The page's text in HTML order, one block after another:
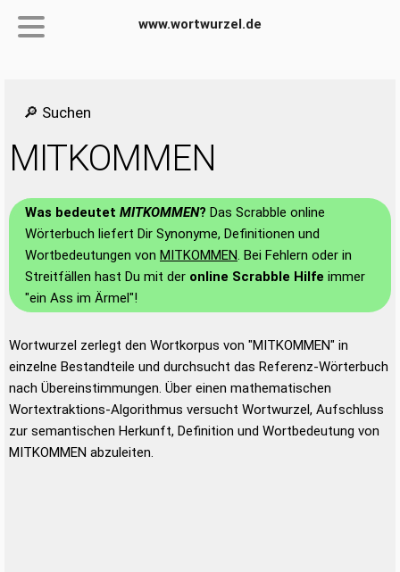
www.wortwurzel.de
🔎 Suchen
MITKOMMEN
Was bedeutet MITKOMMEN? Das Scrabble online
Wörterbuch liefert Dir Synonyme, Definitionen und
Wortbedeutungen von MITKOMMEN. Bei Fehlern oder in
Streitfällen hast Du mit der online Scrabble Hilfe immer
"ein Ass im Ärmel"!
Wortwurzel zerlegt den Wortkorpus von "MITKOMMEN" in
einzelne Bestandteile und durchsucht das Referenz-Wörterbuch
nach Übereinstimmungen. Über einen mathematischen
Wortextraktions-Algorithmus versucht Wortwurzel, Aufschluss
zur semantischen Herkunft, Definition und Wortbedeutung von
MITKOMMEN abzuleiten.